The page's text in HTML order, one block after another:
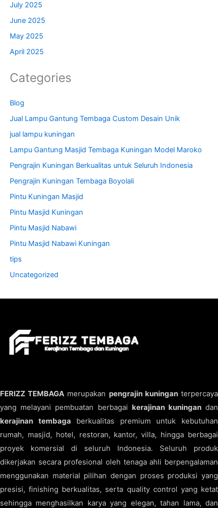
July 2025
June 2025
May 2025
April 2025
Categories
Blog
Jual Lampu Gantung Tembaga Custom Desain Unik
jual lampu kuningan
Lampu Gantung Masjid Tembaga Kuningan Model Maroko
Pengrajin Kuningan Berkualitas untuk Seluruh Indonesia
Pengrajin Kuningan Tembaga Boyolali
Pintu Kuningan Masjid
Pintu Masjid Kuningan
Pintu Masjid Nabawi
Pintu Masjid Nabawi Kuningan
tips
Uncategorized
FERIZZ TEMBAGA merupakan pengrajin kuninganterpercaya
yang melayani pembuatan berbagai kerajinan kuningandan
kerajinan tembaga berkualitas premium untuk kebutuhan
rumah, masjid, hotel, restoran, kantor, villa, hingga berbagai
proyek komersial di seluruh Indonesia. Seluruh produk
dikerjakan secara profesional oleh tenaga ahli berpengalaman
menggunakan material pilihan dengan proses produksi yang
presisi, finishing berkualitas, serta quality control yang ketat
sehingga menghasilkan karya yang elegan, tahan lama, dan